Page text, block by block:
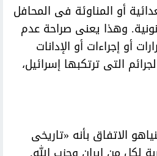
أو المناوئة فى المحافل
وهذا يعنى صراحة عدم
أو إجراءات أو الإدانات
التى ترتكبها إسرائيل،
الاتفاق بأنه «تاريخى